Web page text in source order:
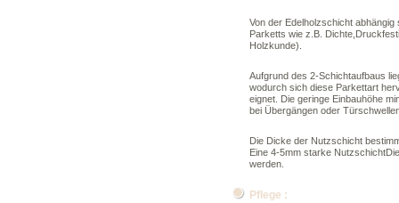
Von der Edelholzschicht
Parketts wie z.B.
Holzkunde).
Aufgrund des 2-Schichtaufbaus
wodurch sich diese Parkettart
eignet. Die geringe Einbauhöhe
bei Übergängen oder
Die Dicke der Nutzschicht
Eine 4-5mm starke
werden.
Pflege :